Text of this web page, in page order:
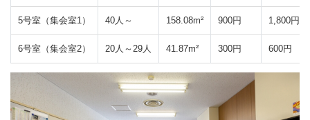
5号室（集会室1） 40人～ 158.08m² 900円 1,800円
6号室（集会室2） 20人～29人 41.87m² 300円 600円